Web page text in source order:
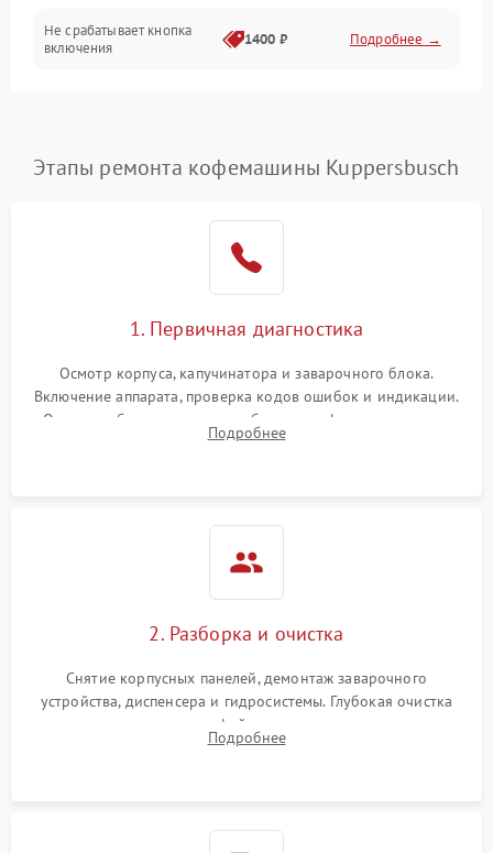
Не срабатывает кнопка
включения
1400 ₽ Подробнее →
Подробнее →
Этапы ремонта кофемашины Kuppersbusch
1. Первичная диагностика
Осмотр корпуса, капучинатора и заварочного блока.
Включение аппарата, проверка кодов ошибок и индикации.
Оценка работы помпы, термоблока и кофемолки на слух.
Измерение температуры и давления воды для выявления
Подробнее
2. Разборка и очистка
Снятие корпусных панелей, демонтаж заварочного
устройства, диспенсера и гидросистемы. Глубокая очистка
внутренних узлов от кофейных масел, жмыха и накипи.
Промывка дренажных каналов и фильтров с использованием
Подробнее